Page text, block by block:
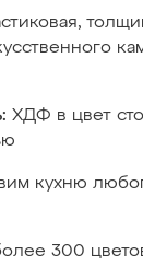
ХДФ в цвет
кухню
300